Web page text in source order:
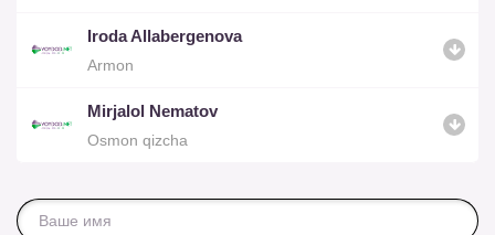
Iroda Allabergenova
Armon
Mirjalol Nematov
Osmon qizcha